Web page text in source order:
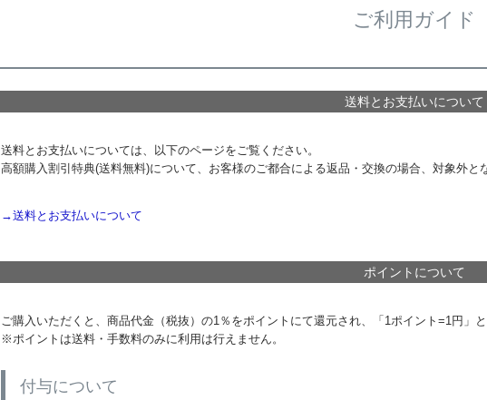
ご利用ガイド
送料とお支払いについて
送料とお支払いについては、以下のページをご覧ください。
高額購入割引特典(送料無料)について、お客様のご都合による返品・交換の場合、対象外と
→送料とお支払いについて
ポイントについて
ご購入いただくと、商品代金（税抜）の1％をポイントにて還元され、「1ポイント=1円」
※ポイントは送料・手数料のみに利用は行えません。
付与について